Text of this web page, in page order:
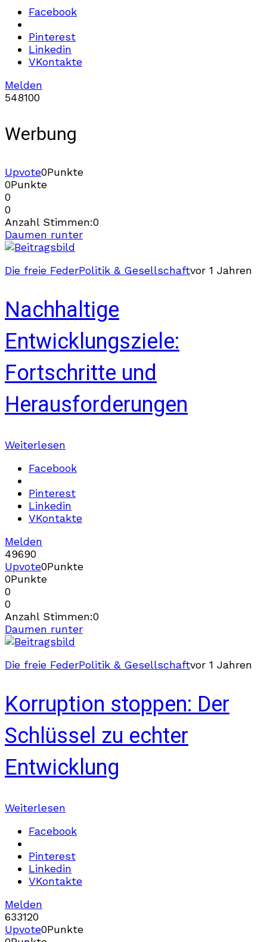
Facebook
Pinterest
Linkedin
VKontakte
Melden
548100
Werbung
Upvote0Punkte
0Punkte
0
0
Anzahl Stimmen:0
Daumen runter
Die freie FederPolitik & Gesellschaftvor 1 Jahren
Nachhaltige
Entwicklungsziele:
Fortschritte und
Herausforderungen
Weiterlesen
Facebook
Pinterest
Linkedin
VKontakte
Melden
49690
Upvote0Punkte
0Punkte
0
0
Anzahl Stimmen:0
Daumen runter
Die freie FederPolitik & Gesellschaftvor 1 Jahren
Korruption stoppen: Der
Schlüssel zu echter
Entwicklung
Weiterlesen
Facebook
Pinterest
Linkedin
VKontakte
Melden
633120
Upvote0Punkte